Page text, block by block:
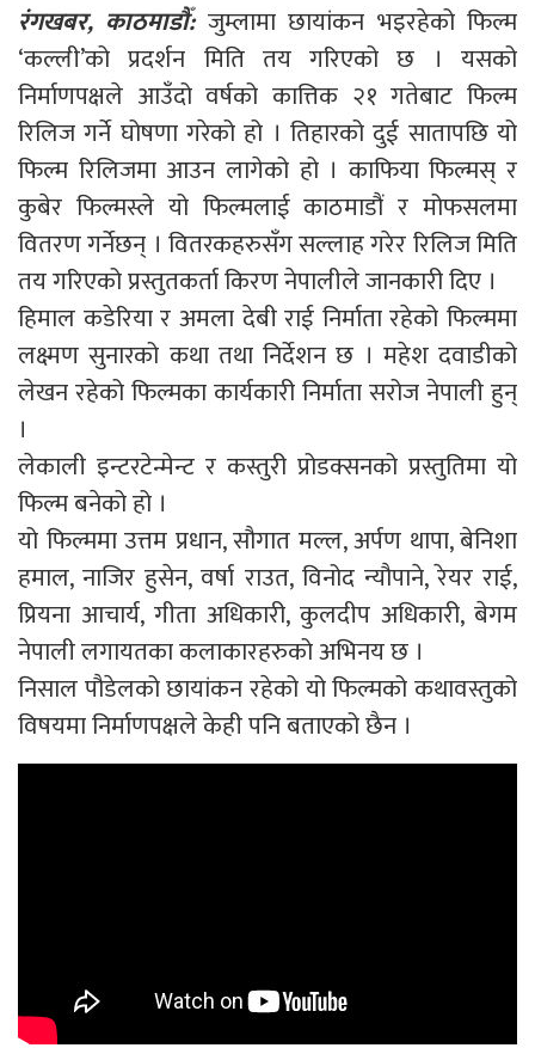
रंगखबर, काठमाडौँ:जुम्लामा छायांकन भइरहेको फिल्म
‘कल्ली’को प्रदर्शन मिति तय गरिएको छ । यसको
निर्माणपक्षले आउँदो वर्षको कात्तिक २१ गतेबाट फिल्म
रिलिज गर्ने घोषणा गरेको हो । तिहारको दुई सातापछि यो
फिल्म रिलिजमा आउन लागेको हो । काफिया फिल्मस् र
कुबेर फिल्मस्ले यो फिल्मलाई काठमाडौं र मोफसलमा
वितरण गर्नेछन् । वितरकहरुसँग सल्लाह गरेर रिलिज मिति
तय गरिएको प्रस्तुतकर्ता किरण नेपालीले जानकारी दिए ।
हिमाल कडेरिया र अमला देबी राई निर्माता रहेको फिल्ममा
लक्ष्मण सुनारको कथा तथा निर्देशन छ । महेश दवाडीको
लेखन रहेको फिल्मका कार्यकारी निर्माता सरोज नेपाली हुन्
।
लेकाली इन्टरटेन्मेन्ट र कस्तुरी प्रोडक्सनको प्रस्तुतिमा यो
फिल्म बनेको हो ।
यो फिल्ममा उत्तम प्रधान, सौगात मल्ल, अर्पण थापा, बेनिशा
हमाल, नाजिर हुसेन, वर्षा राउत, विनोद न्यौपाने, रेयर राई,
प्रियना आचार्य, गीता अधिकारी, कुलदीप अधिकारी, बेगम
नेपाली लगायतका कलाकारहरुको अभिनय छ ।
निसाल पौडेलको छायांकन रहेको यो फिल्मको कथावस्तुको
विषयमा निर्माणपक्षले केही पनि बताएको छैन ।